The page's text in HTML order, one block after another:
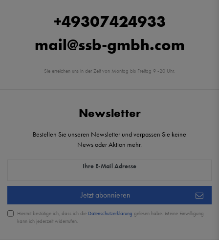
+49307424933
mail@ssb-gmbh.com
Sie erreichen uns in der Zeit von Montag bis Freitag 9 -20 Uhr.
Newsletter
Bestellen Sie unseren Newsletter und verpassen Sie keine
News oder Aktion mehr.
Ihre E-Mail Adresse
Newsletter Honig
Jetzt abonnieren
Hiermit bestätige ich, dass ich die Daten­schutz­erklärung gelesen habe. Meine Einwilligung
kann ich jederzeit widerrufen.